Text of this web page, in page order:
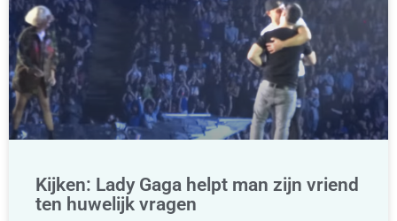
Kijken: Lady Gaga helpt man zijn vriend
ten huwelijk vragen